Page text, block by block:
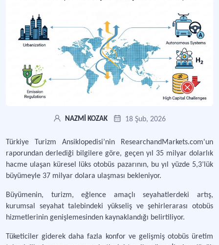
NAZMİ KOZAK 18 Şub, 2026
Türkiye Turizm Ansiklopedisi’nin ResearchandMarkets.com'un
raporundan derlediği bilgilere göre, geçen yıl 35 milyar dolarlık
hacme ulaşan küresel lüks otobüs pazarının, bu yıl yüzde 5,3’lük
büyümeyle 37 milyar dolara ulaşması bekleniyor.
Büyümenin, turizm, eğlence amaçlı seyahatlerdeki artış,
kurumsal seyahat talebindeki yükseliş ve şehirlerarası otobüs
hizmetlerinin genişlemesinden kaynaklandığı belirtiliyor.
Tüketiciler giderek daha fazla konfor ve gelişmiş otobüs üretim